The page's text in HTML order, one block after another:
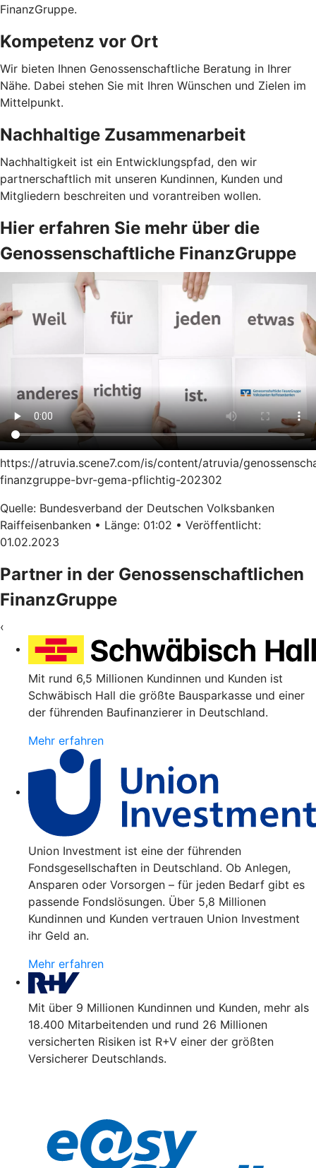
FinanzGruppe.
Kompetenz vor Ort
Wir bieten Ihnen Genossenschaftliche Beratung in Ihrer
Nähe. Dabei stehen Sie mit Ihren Wünschen und Zielen im
Mittelpunkt.
Nachhaltige Zusammenarbeit
Nachhaltigkeit ist ein Entwicklungspfad, den wir
partnerschaftlich mit unseren Kundinnen, Kunden und
Mitgliedern beschreiten und vorantreiben wollen.
Hier erfahren Sie mehr über die
Genossenschaftliche FinanzGruppe
https://atruvia.scene7.com/is/content/atruvia/
finanzgruppe-bvr-gema-pflichtig-202302
Quelle: Bundesverband der Deutschen Volksbanken
Raiffeisenbanken • Länge: 01:02 • Veröffentlicht:
01.02.2023
Partner in der Genossenschaftlichen
FinanzGruppe
‹
Mit rund 6,5 Millionen Kundinnen und Kunden ist
Schwäbisch Hall die größte Bausparkasse und einer
der führenden Baufinanzierer in Deutschland.
Mehr erfahren
Union Investment ist eine der führenden
Fondsgesellschaften in Deutschland. Ob Anlegen,
Ansparen oder Vorsorgen – für jeden Bedarf gibt es
passende Fondslösungen. Über 5,8 Millionen
Kundinnen und Kunden vertrauen Union Investment
ihr Geld an.
Mehr erfahren
Mit über 9 Millionen Kundinnen und Kunden, mehr als
18.400 Mitarbeitenden und rund 26 Millionen
versicherten Risiken ist R+V einer der größten
Versicherer Deutschlands.